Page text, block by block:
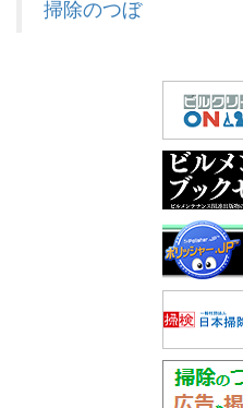
掃除のつぼ